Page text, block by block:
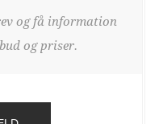
og få information
og priser.